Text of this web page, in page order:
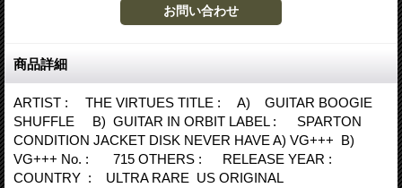
商品詳細
ARTIST : THE VIRTUES TITLE : A) GUITAR BOOGIE
SHUFFLE B) GUITAR IN ORBIT LABEL : SPARTON
CONDITION JACKET DISK NEVER HAVE A) VG+++ B)
VG+++ No. : 715 OTHERS : RELEASE YEAR :
COUNTRY : ULTRA RARE US ORIGINAL